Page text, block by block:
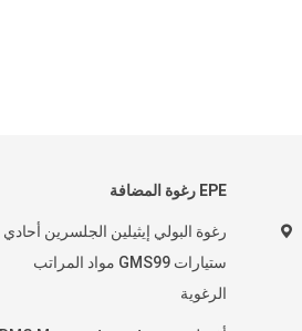
EPE رغوة المضافة
رغوة البولي إيثيلين الجلسرين أحادي
ستيارات GMS99 مواد المراتب
الرغوية